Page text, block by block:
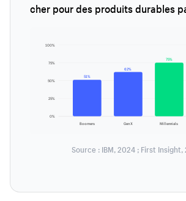
cher pour des produits durables
0%
25%
50%
75%
100%
Boomers
51%
Gen X
62%
Millennials
75%
Source : IBM, 2024 ; First Insight,